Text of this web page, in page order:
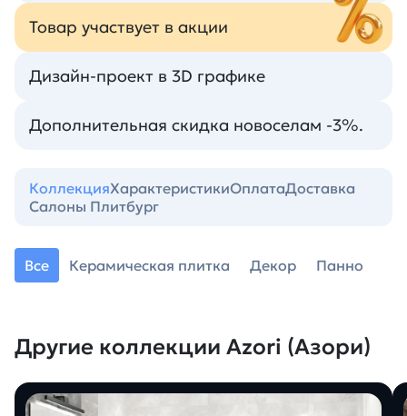
Товар участвует в акции
Дизайн-проект в 3D графике
Дополнительная скидка новоселам -3%.
КоллекцияХарактеристикиОплатаДоставка
Салоны Плитбург
Все Керамическая плитка Декор Панно
Другие коллекции Azori (Азори)